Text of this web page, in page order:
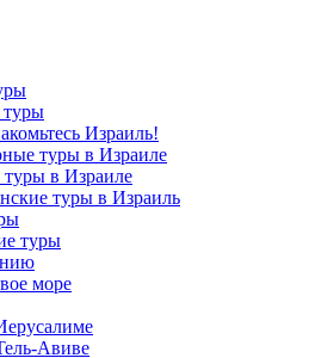
туры
Израиль!
туры в Израиле
в Израиле
туры в Израиль
туры
море
Авиве